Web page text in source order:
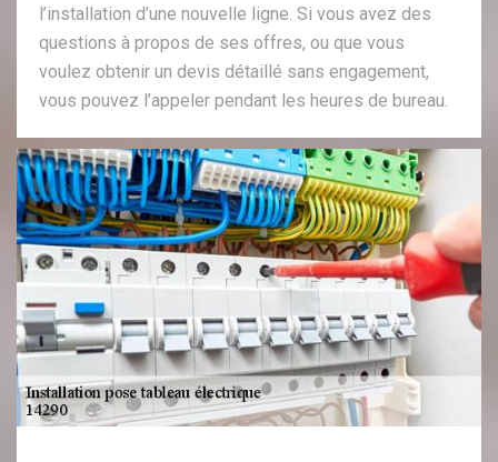
l’installation d’une nouvelle ligne. Si vous avez des
questions à propos de ses offres, ou que vous
voulez obtenir un devis détaillé sans engagement,
vous pouvez l’appeler pendant les heures de bureau.